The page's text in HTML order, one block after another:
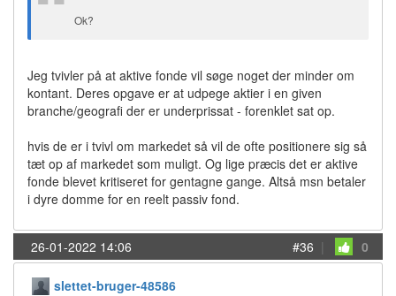
Ok?
Jeg tvivler på at aktive fonde vil søge noget der minder om
kontant. Deres opgave er at udpege aktier i en given
branche/geografi der er underprissat - forenklet sat op.
hvis de er i tvivl om markedet så vil de ofte positionere sig så
tæt op af markedet som muligt. Og lige præcis det er aktive
fonde blevet kritiseret for gentagne gange. Altså msn betaler
i dyre domme for en reelt passiv fond.
26-01-2022 14:06 #36 | 0
slettet-bruger-48586